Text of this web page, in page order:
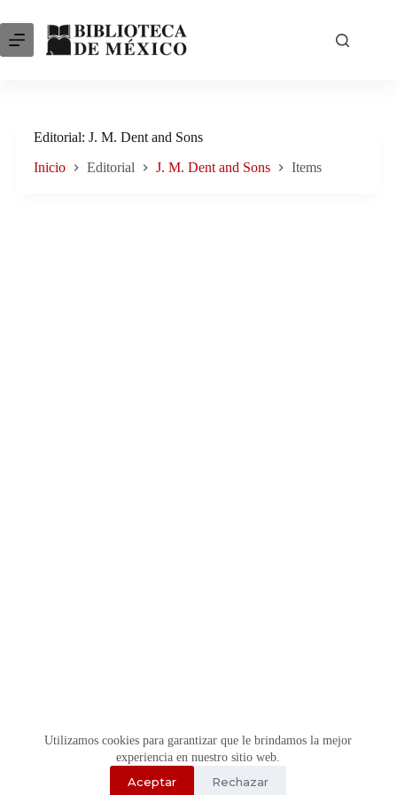
al
contenido
Utilizamos cookies para garantizar que le brindamos la mejor
experiencia en nuestro sitio web.
Aceptar Rechazar
Editorial J. M. Dent and Sons
Inicio Editorial J. M. Dent and Sons Items